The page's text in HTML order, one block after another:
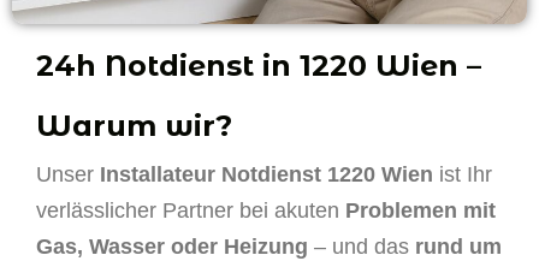
24h Notdienst in 1220 Wien –
Warum wir?
Unser Installateur Notdienst 1220 Wien ist Ihr
verlässlicher Partner bei akuten Problemen mit
Gas, Wasser oder Heizung – und das rund um